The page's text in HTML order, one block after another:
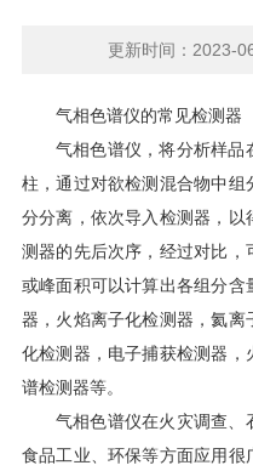
更新时间：
气相色谱仪的常见检测器
气相色谱仪，将分析样品
柱，通过对欲检测混合物中组
分分离，依次导入检测器，
测器的先后次序，经过对比
或峰面积可以计算出各组分含
器，火焰离子化检测器，氦
化检测器，电子捕获检测器
谱检测器等。
气相色谱仪在火灾调查、
食品工业、环保等方面应用